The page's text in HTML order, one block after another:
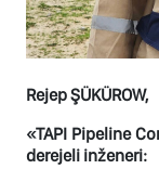
Rejep ŞÜKÜROW,
«TAPI Pipeline
derejeli inženeri: